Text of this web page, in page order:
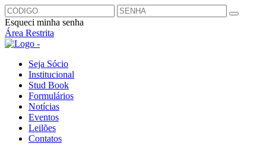
Esqueci minha senha
Área Restrita
Seja Sócio
Institucional
Stud Book
Formulários
Notícias
Eventos
Leilões
Contatos